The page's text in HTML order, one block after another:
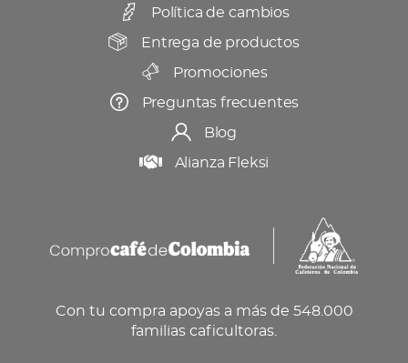
Política de cambios
Entrega de productos
Promociones
Preguntas frecuentes
Blog
Alianza Fleksi
Con tu compra apoyas a más de 548.000
familias caficultoras.